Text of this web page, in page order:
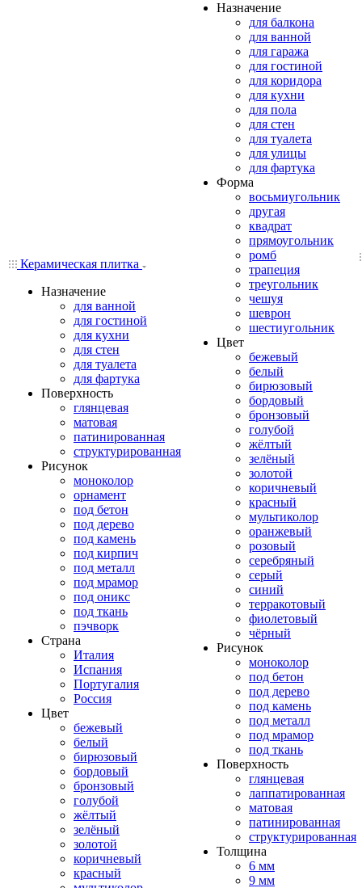
Керамическая плитка
Назначение
для ванной
для гостиной
для кухни
для стен
для туалета
для фартука
Поверхность
глянцевая
матовая
патинированная
структурированная
Рисунок
моноколор
орнамент
под бетон
под дерево
под камень
под кирпич
под металл
под мрамор
под оникс
под ткань
пэчворк
Страна
Италия
Испания
Португалия
Россия
Цвет
бежевый
белый
бирюзовый
бордовый
бронзовый
голубой
жёлтый
зелёный
золотой
коричневый
красный
Назначение
для балкона
для ванной
для гаража
для гостиной
для коридора
для кухни
для пола
для стен
для туалета
для улицы
для фартука
Форма
восьмиугольник
другая
квадрат
прямоугольник
ромб
трапеция
треугольник
чешуя
шеврон
шестиугольник
Цвет
бежевый
белый
бирюзовый
бордовый
бронзовый
голубой
жёлтый
зелёный
золотой
коричневый
красный
мультиколор
оранжевый
розовый
серебряный
серый
синий
терракотовый
фиолетовый
чёрный
Рисунок
моноколор
под бетон
под дерево
под камень
под металл
под мрамор
под ткань
Поверхность
глянцевая
лаппатированная
матовая
патинированная
структурированная
Толщина
6 мм
9 мм